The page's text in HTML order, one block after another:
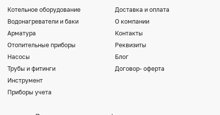
Котельное оборудование
Водонагреватели и баки
Арматура
Отопительные приборы
Насосы
Трубы и фитинги
Инструмент
Приборы учета
Доставка и оплата
О компании
Контакты
Реквизиты
Блог
Договор- оферта